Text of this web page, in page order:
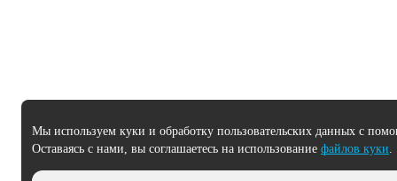
Мы используем куки и обработку пользовательских данных с
Оставаясь с нами, вы соглашаетесь на использование файлов куки.